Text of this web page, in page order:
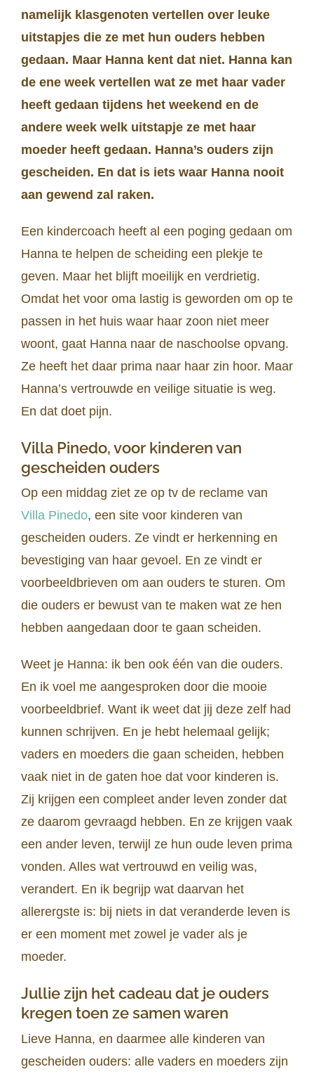
namelijk klasgenoten vertellen over leuke
uitstapjes die ze met hun ouders hebben
gedaan. Maar Hanna kent dat niet. Hanna kan
de ene week vertellen wat ze met haar vader
heeft gedaan tijdens het weekend en de
andere week welk uitstapje ze met haar
moeder heeft gedaan. Hanna’s ouders zijn
gescheiden. En dat is iets waar Hanna nooit
aan gewend zal raken.
Een kindercoach heeft al een poging gedaan om
Hanna te helpen de scheiding een plekje te
geven. Maar het blijft moeilijk en verdrietig.
Omdat het voor oma lastig is geworden om op te
passen in het huis waar haar zoon niet meer
woont, gaat Hanna naar de naschoolse opvang.
Ze heeft het daar prima naar haar zin hoor. Maar
Hanna’s vertrouwde en veilige situatie is weg.
En dat doet pijn.
Villa Pinedo, voor kinderen van
gescheiden ouders
Op een middag ziet ze op tv de reclame van
Villa Pinedo, een site voor kinderen van
gescheiden ouders. Ze vindt er herkenning en
bevestiging van haar gevoel. En ze vindt er
voorbeeldbrieven om aan ouders te sturen. Om
die ouders er bewust van te maken wat ze hen
hebben aangedaan door te gaan scheiden.
Weet je Hanna: ik ben ook één van die ouders.
En ik voel me aangesproken door die mooie
voorbeeldbrief. Want ik weet dat jij deze zelf had
kunnen schrijven. En je hebt helemaal gelijk;
vaders en moeders die gaan scheiden, hebben
vaak niet in de gaten hoe dat voor kinderen is.
Zij krijgen een compleet ander leven zonder dat
ze daarom gevraagd hebben. En ze krijgen vaak
een ander leven, terwijl ze hun oude leven prima
vonden. Alles wat vertrouwd en veilig was,
verandert. En ik begrijp wat daarvan het
allerergste is: bij niets in dat veranderde leven is
er een moment met zowel je vader als je
moeder.
Jullie zijn het cadeau dat je ouders
kregen toen ze samen waren
Lieve Hanna, en daarmee alle kinderen van
gescheiden ouders: alle vaders en moeders zijn